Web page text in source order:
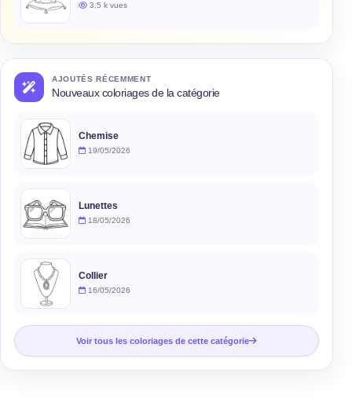
3,5 k vues
AJOUTÉS RÉCEMMENT
Nouveaux coloriages de la catégorie
Chemise
19/05/2026
Lunettes
18/05/2026
Collier
16/05/2026
Voir tous les coloriages de cette catégorie